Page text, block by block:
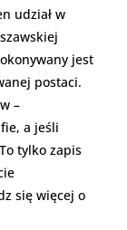
udział w
jest
postaci.
–
a jeśli
tylko zapis
się więcej o